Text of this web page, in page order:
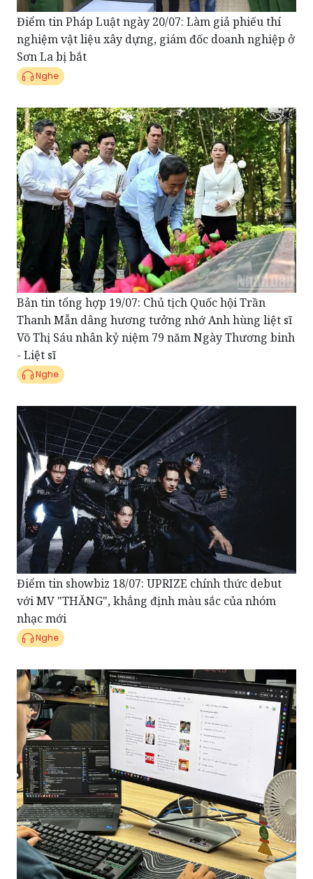
nghiệm vật liệu xây dựng, giám đốc doanh nghiệp ở
Sơn La bị bắt
Nghe
Bản tin tổng hợp 19/07: Chủ tịch Quốc hội Trần
Thanh Mẫn dâng hương tưởng nhớ Anh hùng liệt sĩ
Võ Thị Sáu nhân kỷ niệm 79 năm Ngày Thương binh
- Liệt sĩ
Nghe
Điểm tin showbiz 18/07: UPRIZE chính thức debut
với MV "THĂNG", khẳng định màu sắc của nhóm
nhạc mới
Nghe
Bản tin tổng hợp 16/07: "Thủ tục hành chính số",
"World Cup", "thông tin mùa thi" dẫn dắt xu hướng